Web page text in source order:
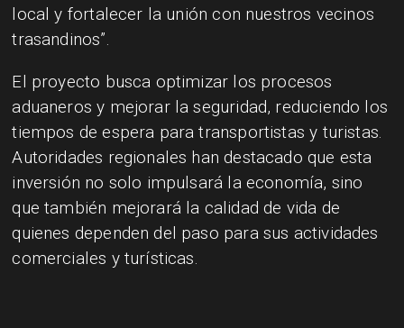
local y fortalecer la unión con nuestros vecinos
trasandinos”.
El proyecto busca optimizar los procesos
aduaneros y mejorar la seguridad, reduciendo los
tiempos de espera para transportistas y turistas.
Autoridades regionales han destacado que esta
inversión no solo impulsará la economía, sino
que también mejorará la calidad de vida de
quienes dependen del paso para sus actividades
comerciales y turísticas.